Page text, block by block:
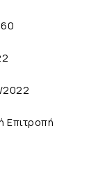
Επιτροπή